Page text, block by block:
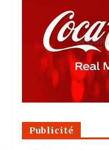
Publicité